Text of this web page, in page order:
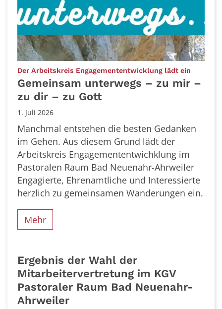
Der Arbeitskreis Engagemententwicklung lädt ein
Gemeinsam unterwegs – zu mir –
zu dir – zu Gott
1. Juli 2026
Manchmal entstehen die besten Gedanken
im Gehen. Aus diesem Grund lädt der
Arbeitskreis Engagemententwichklung im
Pastoralen Raum Bad Neuenahr-Ahrweiler
Engagierte, Ehrenamtliche und Interessierte
herzlich zu gemeinsamen Wanderungen ein.
Mehr
Ergebnis der Wahl der
Mitarbeitervertretung im KGV
Pastoraler Raum Bad Neuenahr-
Ahrweiler